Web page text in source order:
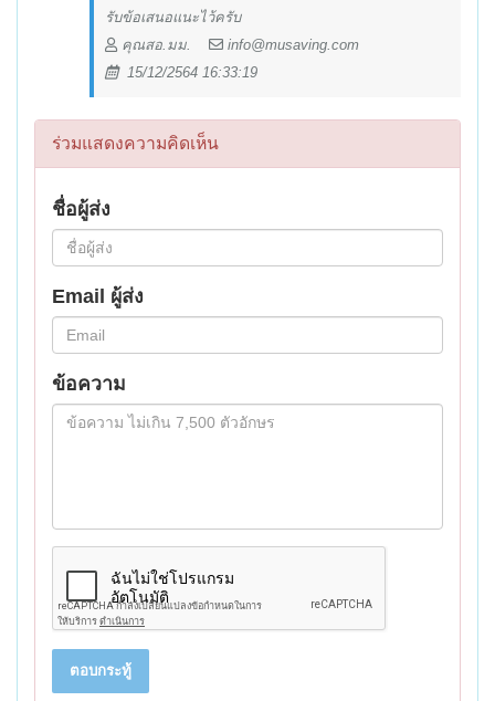
รับข้อเสนอแนะไว้ครับ
คุณสอ.มม.
info@musaving.com
15/12/2564 16:33:19
ร่วมแสดงความคิดเห็น
ชื่อผู้ส่ง
Email ผู้ส่ง
ข้อความ
ตอบกระทู้